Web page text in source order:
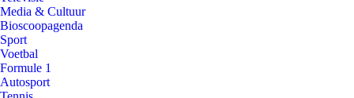
Media & Cultuur
Bioscoopagenda
Sport
Voetbal
Formule 1
Autosport